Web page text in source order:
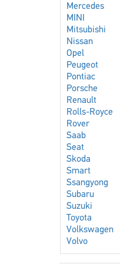
Mercedes
MINI
Mitsubishi
Nissan
Opel
Peugeot
Pontiac
Porsche
Renault
Rolls-Royce
Rover
Saab
Seat
Skoda
Smart
Ssangyong
Subaru
Suzuki
Toyota
Volkswagen
Volvo